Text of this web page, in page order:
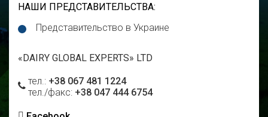
НАШИ ПРЕДСТАВИТЕЛЬСТВА:
Представительство в Украине
«DAIRY GLOBAL EXPERTS» LTD
тел.: +38 067 481 1224
тел./факс: +38 047 444 6754